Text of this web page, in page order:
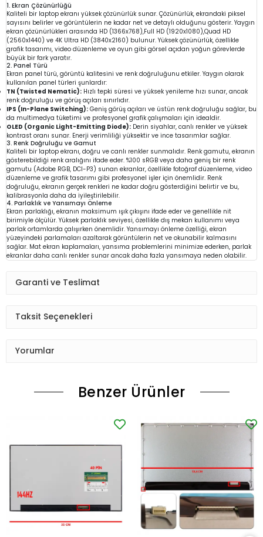
1. Ekran Çözünürlüğü
Kaliteli bir laptop ekranı yüksek çözünürlük sunar. Çözünürlük, ekrandaki piksel
sayısını belirler ve görüntülerin ne kadar net ve detaylı olduğunu gösterir. Yaygın
ekran çözünürlükleri arasında HD (1366x768),Full HD (1920x1080),Quad HD
(2560x1440) ve 4K Ultra HD (3840x2160) bulunur. Yüksek çözünürlük, özellikle
grafik tasarımı, video düzenleme ve oyun gibi görsel açıdan yoğun görevlerde
büyük bir fark yaratır.
2. Panel Türü
Ekran panel türü, görüntü kalitesini ve renk doğruluğunu etkiler. Yaygın olarak
kullanılan panel türleri şunlardır:
TN (Twisted Nematic): Hızlı tepki süresi ve yüksek yenileme hızı sunar, ancak
renk doğruluğu ve görüş açıları sınırlıdır.
IPS (In-Plane Switching): Geniş görüş açıları ve üstün renk doğruluğu sağlar, bu
da multimedya tüketimi ve profesyonel grafik çalışmaları için idealdir.
OLED (Organic Light-Emitting Diode): Derin siyahlar, canlı renkler ve yüksek
kontrast oranı sunar. Enerji verimliliği yüksektir ve ince tasarımlar sağlar.
3. Renk Doğruluğu ve Gamut
Kaliteli bir laptop ekranı, doğru ve canlı renkler sunmalıdır. Renk gamutu, ekranın
gösterebildiği renk aralığını ifade eder. %100 sRGB veya daha geniş bir renk
gamutu (Adobe RGB, DCI-P3) sunan ekranlar, özellikle fotoğraf düzenleme, video
düzenleme ve grafik tasarımı gibi profesyonel işler için önemlidir. Renk
doğruluğu, ekranın gerçek renkleri ne kadar doğru gösterdiğini belirtir ve bu,
kalibrasyonla daha da iyileştirilebilir.
4. Parlaklık ve Yansımayı Önleme
Ekran parlaklığı, ekranın maksimum ışık çıkışını ifade eder ve genellikle nit
birimiyle ölçülür. Yüksek parlaklık seviyesi, özellikle dış mekan kullanımı veya
parlak ortamlarda çalışırken önemlidir. Yansımayı önleme özelliği, ekran
yüzeyindeki parlamaları azaltarak görüntülerin net ve okunabilir kalmasını
sağlar. Mat ekran kaplamaları, yansıma problemlerini minimize ederken, parlak
ekranlar daha canlı renkler sunar ancak daha fazla yansımaya neden olabilir.
Garanti ve Teslimat
Taksit Seçenekleri
Yorumlar
Benzer Ürünler